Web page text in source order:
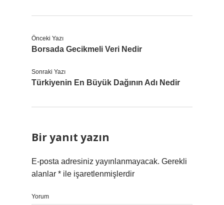
Önceki Yazı
Borsada Gecikmeli Veri Nedir
Sonraki Yazı
Türkiyenin En Büyük Dağının Adı Nedir
Bir yanıt yazın
E-posta adresiniz yayınlanmayacak. Gerekli
alanlar * ile işaretlenmişlerdir
Yorum